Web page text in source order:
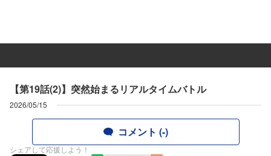
【第19話(2)】突然始まるリアルタイムバトル
2026/05/15
コメント (-)
シェアして応援しよう！